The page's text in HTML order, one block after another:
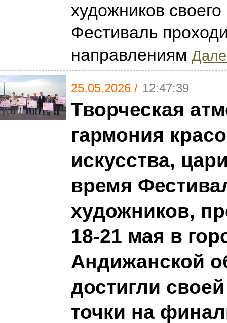
художников своего
Фестиваль
направлениям
25.05.2026 / 12:47:39
Творческая
гармония
искусства,
время
художников,
18-21 мая в
Андижанской
достигли
точки на